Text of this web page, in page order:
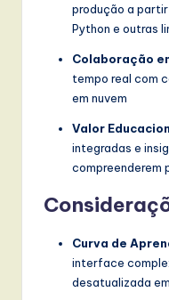
produção a partir
Python e outras
Colaboração
tempo real com
em nuvem
Valor
integradas e
compreenderem
Curva de
interface
desatualizada